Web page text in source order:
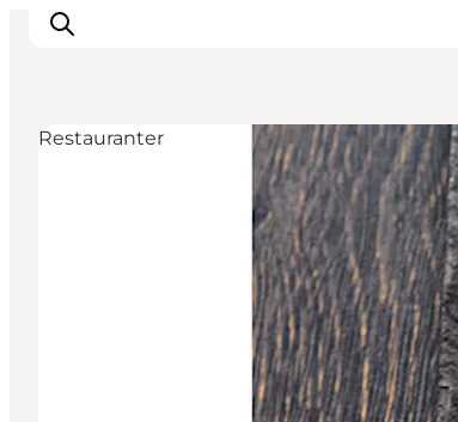
Spis, drik og shop
Book overnatning
Restauranter